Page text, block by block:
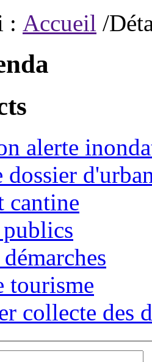
: Accueil /
alerte
dossier
cantine
tourisme
collecte des